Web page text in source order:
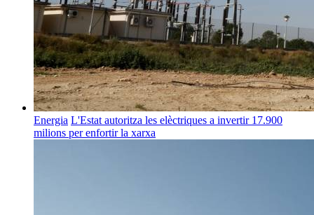
Energia L'Estat autoritza les elèctriques a invertir 17.900
milions per enfortir la xarxa